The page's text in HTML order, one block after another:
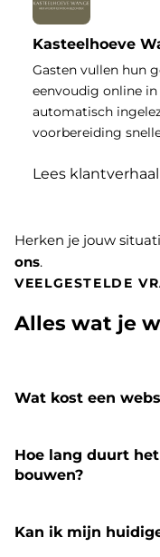
Kasteelhoeve
Gasten vullen hun
eenvoudig online
automatisch
voorbereiding
Lees klantverhaal
Herken je jouw
ons.
VEELGESTELDE
Alles wat je
Wat kost een
Hoe lang duurt
bouwen?
Kan ik mijn